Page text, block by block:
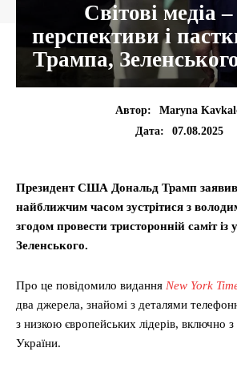
Світові медіа
перспективи і
Трампа,
Автор:
Maryna
Дата:
07.08.2025
Президент США Дональд Трамп
найближчим часом зустрітися з
згодом провести тристоронній саміт
Зеленського.
Про це повідомило видання New York
два джерела, знайомі з деталями
з низкою європейських лідерів, включно
України.